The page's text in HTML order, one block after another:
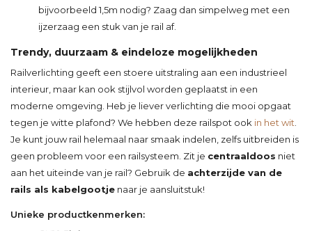
bijvoorbeeld 1,5m nodig? Zaag dan simpelweg met een
ijzerzaag een stuk van je rail af.
Trendy, duurzaam & eindeloze mogelijkheden
Railverlichting geeft een stoere uitstraling aan een industrieel
interieur, maar kan ook stijlvol worden geplaatst in een
moderne omgeving. Heb je liever verlichting die mooi opgaat
tegen je witte plafond? We hebben deze railspot ook in het wit
Je kunt jouw rail helemaal naar smaak indelen, zelfs uitbreiden is
geen probleem voor een railsysteem. Zit je centraaldoos niet
aan het uiteinde van je rail? Gebruik de achterzijde van de
rails als kabelgootje naar je aansluitstuk!
Unieke productkenmerken: